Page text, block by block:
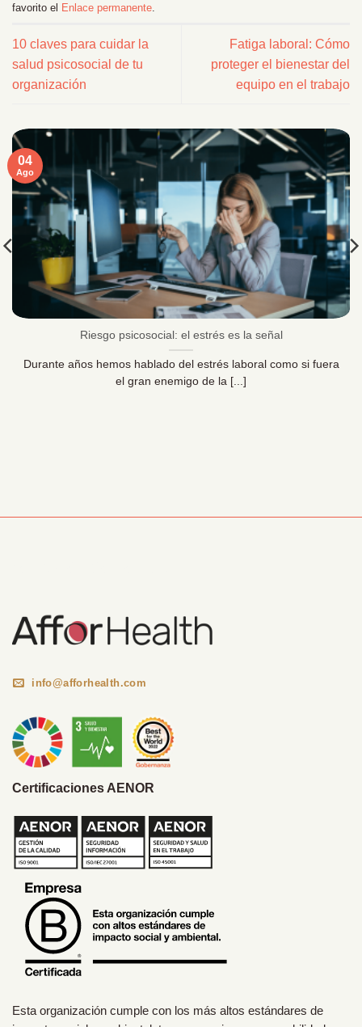
favorito el Enlace permanente
10 claves para cuidar la
salud psicosocial de tu
organización
Fatiga laboral: Cómo
proteger el bienestar del
equipo en el trabajo
Riesgo psicosocial: el estrés es la señal
Durante años hemos hablado del estrés laboral como si fuera
el gran enemigo de la [...]
04
Ago
info@afforhealth.com
Certificaciones AENOR
Esta organización cumple con los más altos estándares de